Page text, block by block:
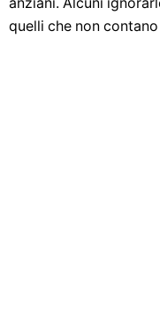
quelli che non